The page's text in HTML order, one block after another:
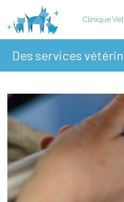
Clinique
ACCUEIL
STRUCTURE
SERVICES
RENDEZ-VOUS
Des services